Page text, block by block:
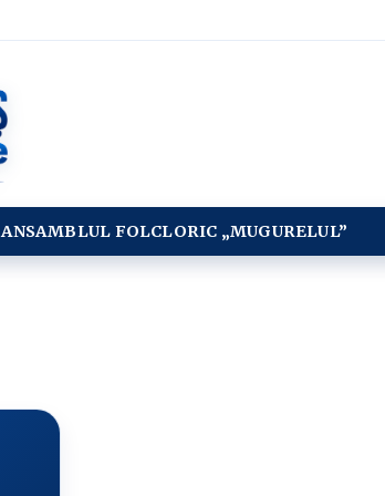
ANSAMBLUL FOLCLORIC „MUGURELUL”